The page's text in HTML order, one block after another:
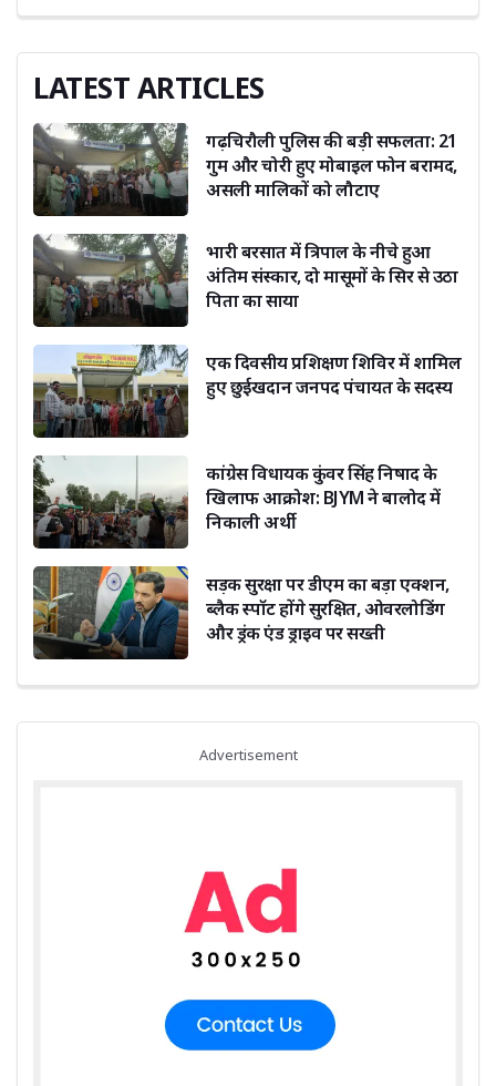
LATEST ARTICLES
गढ़चिरौली पुलिस की बड़ी सफलता: 21
गुम और चोरी हुए मोबाइल फोन बरामद,
असली मालिकों को लौटाए
भारी बरसात में त्रिपाल के नीचे हुआ
अंतिम संस्कार, दो मासूमों के सिर से उठा
पिता का साया
एक दिवसीय प्रशिक्षण शिविर में शामिल
हुए छुईखदान जनपद पंचायत के सदस्य
कांग्रेस विधायक कुंवर सिंह निषाद के
खिलाफ आक्रोश: BJYM ने बालोद में
निकाली अर्थी
सड़क सुरक्षा पर डीएम का बड़ा एक्शन,
ब्लैक स्पॉट होंगे सुरक्षित, ओवरलोडिंग
और ड्रंक एंड ड्राइव पर सख्ती
Advertisement